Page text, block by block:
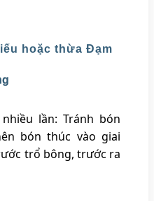
hoặc thừa Đạm
lần: Tránh bón
bón thúc vào giai
trổ bông, trước ra